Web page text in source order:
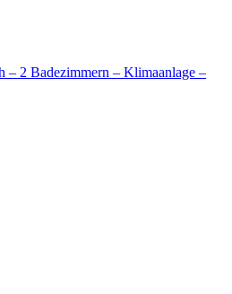
2 Badezimmern – Klimaanlage –